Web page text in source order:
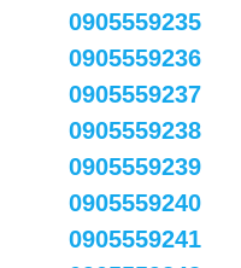
0905559235
0905559236
0905559237
0905559238
0905559239
0905559240
0905559241